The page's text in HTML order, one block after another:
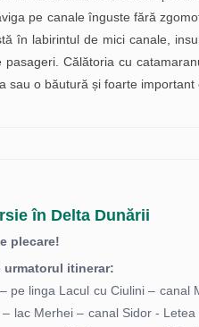
pe canale înguste fără
în labirintul de mici canale,
Călătoria cu
o băutură și foarte important
în Delta Dunării
plecare!
urmatorul itinerar:
pe linga Lacul cu Ciulini – canal
lac Merhei – canal Sidor - Letea